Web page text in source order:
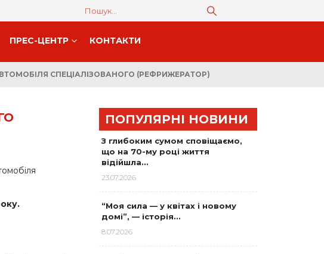
ПРЕС-ЦЕНТР КОНТАКТИ
СПЕЦІАЛІЗОВАНОГО (РЕФРИЖЕРАТОР)
ПОПУЛЯРНІ НОВИНИ
З глибоким сумом сповіщаємо,
що на 70-му році життя
відійшла…
23.07.2026
“Моя сила — у квітах і новому
домі”, — історія…
8.07.2026